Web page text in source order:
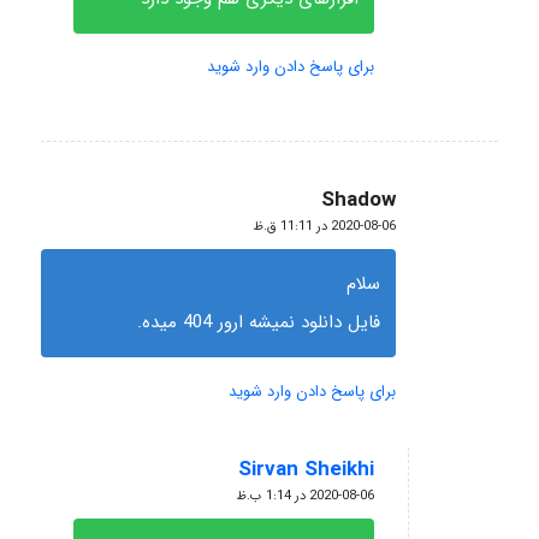
برای پاسخ دادن وارد شوید
Shadow
گفته:
2020-08-06 در 11:11 ق.ظ
سلام
فایل دانلود نمیشه ارور 404 میده.
برای پاسخ دادن وارد شوید
Sirvan Sheikhi
گفته:
2020-08-06 در 1:14 ب.ظ